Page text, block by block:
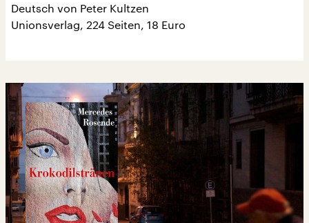
Deutsch von Peter Kultzen
Unionsverlag, 224 Seiten, 18 Euro